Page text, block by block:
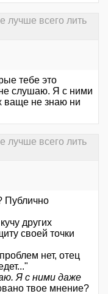
лучше всего лить
тебе это
слушаю. Я с ними
ваще не знаю ни
лучше всего лить
Публично
других
своей точки
нет, отец
Я с ними даже
твое мнение?